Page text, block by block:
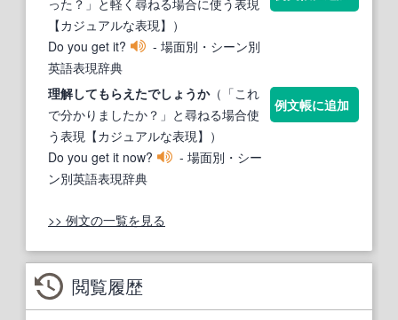
った？」と軽く尋ねる場合に使う表現
【カジュアルな表現】）
Do you get it?
- 場面別・シーン別
英語表現辞典
理解してもらえたでしょうか（「これ
で分かりましたか？」と尋ねる場合使
う表現【カジュアルな表現】）
Do you get it now?
- 場面別・シー
ン別英語表現辞典
例文帳に追加
>> 例文の一覧を見る
閲覧履歴